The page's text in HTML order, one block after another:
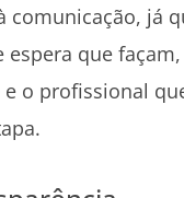
comunicação, já
espera que
o profissional